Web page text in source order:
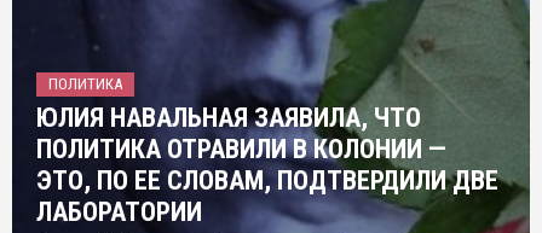
ПОЛИТИКА
ЮЛИЯ НАВАЛЬНАЯ ЗАЯВИЛА, ЧТО
ПОЛИТИКА ОТРАВИЛИ В КОЛОНИИ —
ЭТО, ПО ЕЕ СЛОВАМ, ПОДТВЕРДИЛИ ДВЕ
ЛАБОРАТОРИИ